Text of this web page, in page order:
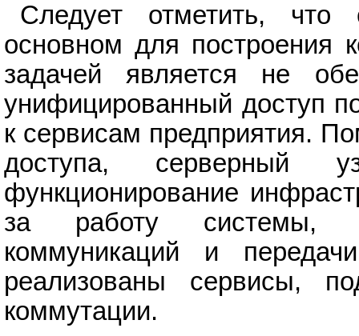
Следует отметить,
основном для построения
задачей является не
унифицированный доступ
к сервисам предприятия.
доступа,
функционирование
за работу системы,
коммуникаций и
реализованы сервисы,
коммутации.